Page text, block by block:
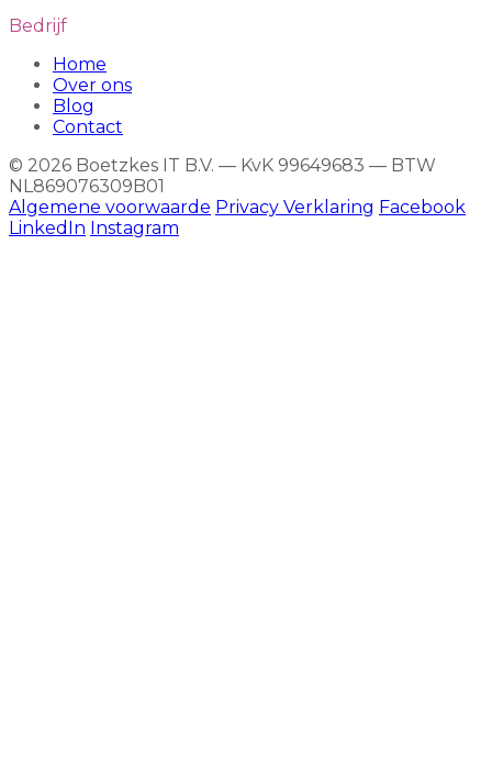
Bedrijf
Home
Over ons
Blog
Contact
© 2026 Boetzkes IT B.V. — KvK 99649683 — BTW
NL869076309B01
Algemene voorwaarde Privacy Verklaring Facebook
LinkedIn Instagram